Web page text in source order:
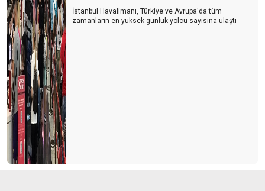
İstanbul Havalimanı, Türkiye ve Avrupa'da tüm
zamanların en yüksek günlük yolcu sayısına ulaştı